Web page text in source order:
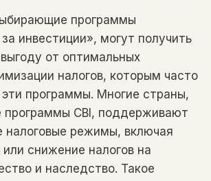
программы
инвестиции», могут получить
от оптимальных
налогов, которым часто
программы. Многие страны,
программы CBI, поддерживают
налоговые режимы, включая
снижение налогов на
и наследство. Такое